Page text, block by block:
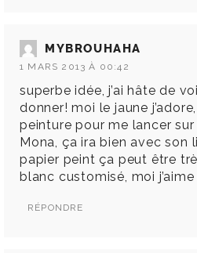
MYBROUHAHA
1 MARS 2013 À 00:42
superbe idée, j’ai hâte de
donner! moi le jaune
peinture pour me lancer
Mona, ça ira bien avec son
papier peint ça peut être
blanc customisé, moi
RÉPONDRE